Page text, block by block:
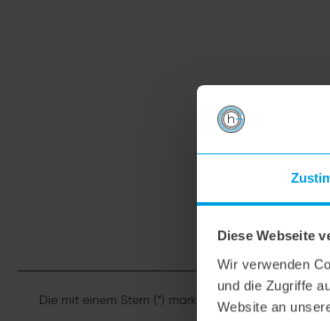
Diese Webseite
Wir verwenden
und die Zugriffe
Website an
Die mit einem Stern (*) markierten Felder sind